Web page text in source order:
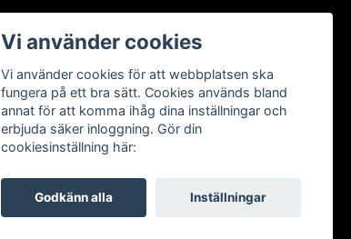
Vi använder cookies
Vi använder cookies för att webbplatsen ska
fungera på ett bra sätt. Cookies används bland
annat för att komma ihåg dina inställningar och
erbjuda säker inloggning. Gör din
cookiesinställning här:
Godkänn alla Inställningar